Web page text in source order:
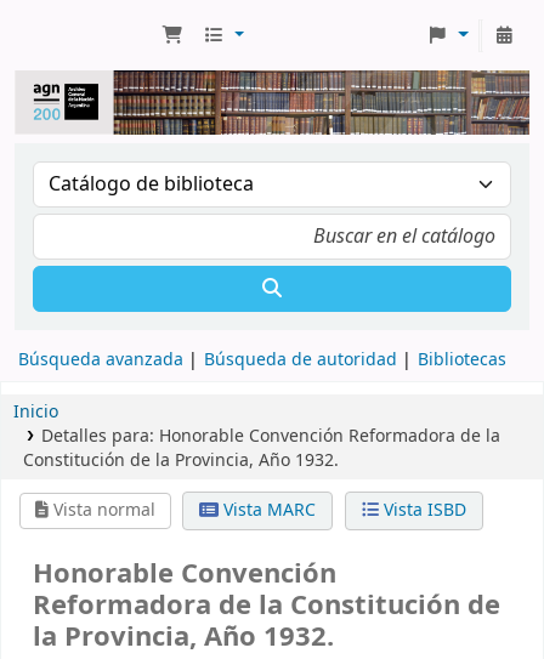
Búsqueda avanzada Búsqueda de autoridad Bibliotecas
Inicio
Detalles para: Honorable Convención Reformadora de la
Constitución de la Provincia, Año 1932.
Vista normal
Vista MARC Vista ISBD
Honorable Convención
Reformadora de la Constitución de
la Provincia, Año 1932.